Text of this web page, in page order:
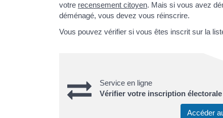
votre recensement citoyen. Mais si vous avez
déménagé, vous devez vous réinscrire.
Vous pouvez vérifier si vous êtes inscrit sur la
Service en ligne
Vérifier votre inscription
Accéder